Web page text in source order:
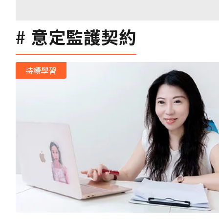
意定監護契約
持續學習